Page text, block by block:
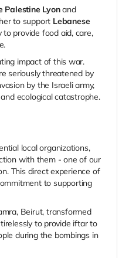
Palestine Lyonand
to support Lebanese
provide food aid, care,
impact of this war.
seriously threatened by
by the Israeli army,
ecological catastrophe.
local organizations,
with them - one of our
This direct experience of
to supporting
Beirut, transformed
to provide iftar to
during the bombings in